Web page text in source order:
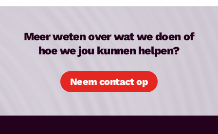
Meer weten over wat we doen of
hoe we jou kunnen helpen?
Neem contact op